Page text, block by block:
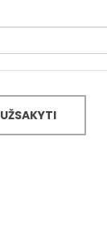
UŽSAKYTI